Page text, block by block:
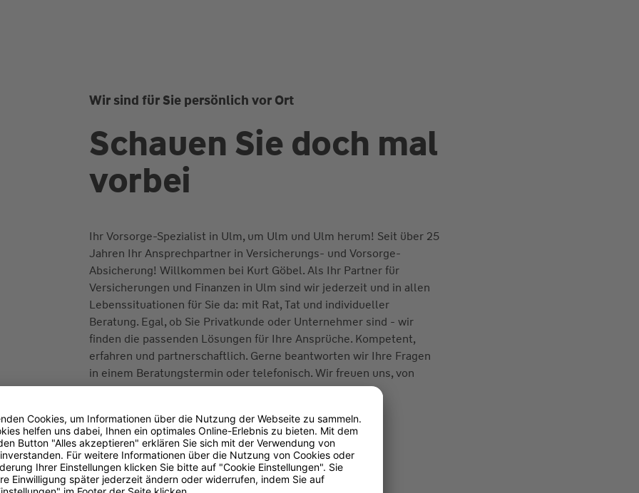
Wir sind für Sie persönlich vor Ort
Schauen Sie doch mal
vorbei
Ihr Vorsorge-Spezialist in Ulm, um Ulm und Ulm herum! Seit über 25
Jahren Ihr Ansprechpartner in Versicherungs- und Vorsorge-
Absicherung! Willkommen bei Kurt Göbel. Als Ihr Partner für
Versicherungen und Finanzen in Ulm sind wir jederzeit und in allen
Lebenssituationen für Sie da: mit Rat, Tat und individueller
Beratung. Egal, ob Sie Privatkunde oder Unternehmer sind - wir
finden die passenden Lösungen für Ihre Ansprüche. Kompetent,
erfahren und partnerschaftlich. Gerne beantworten wir Ihre Fragen
in einem Beratungstermin oder telefonisch. Wir freuen uns, von
Ihnen zu hören.
Transparenz-Kodex
(PDF 93 kB)